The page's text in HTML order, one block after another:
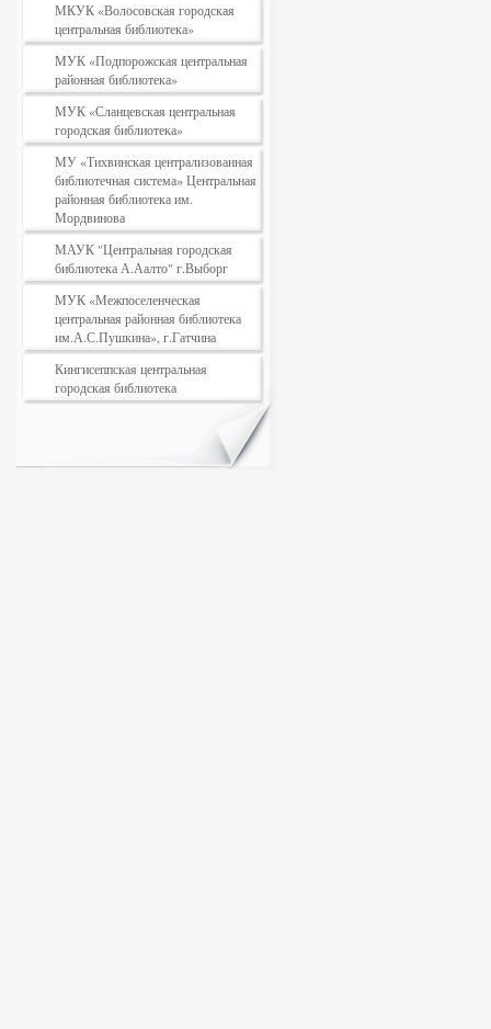
МКУК «Волосовская городская
центральная библиотека»
МУК «Подпорожская центральная
районная библиотека»
МУК «Сланцевская центральная
городская библиотека»
МУ «Тихвинская централизованная
библиотечная система» Центральная
районная библиотека им.
Мордвинова
МАУК "Центральная городская
библиотека А.Аалто" г.Выборг
МУК «Межпоселенческая
центральная районная библиотека
им.А.С.Пушкина», г.Гатчина
Кингисеппская центральная
городская библиотека